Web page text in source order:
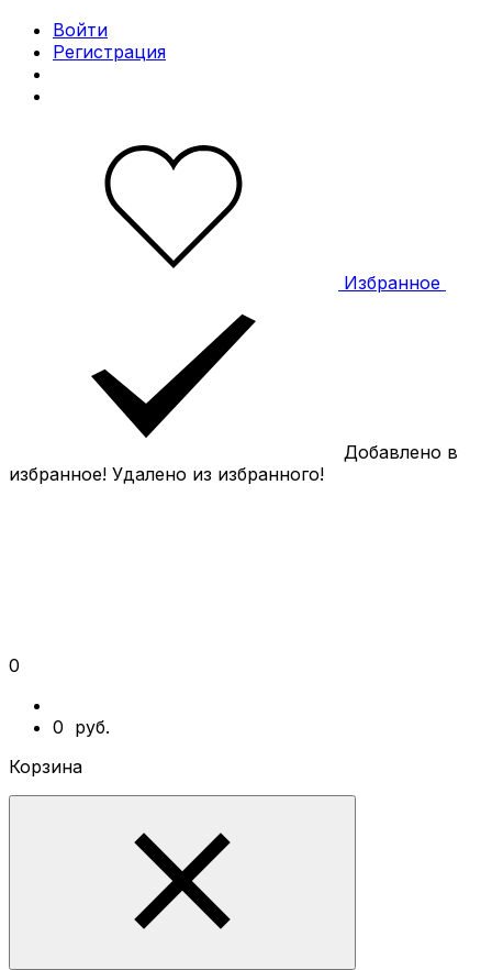
Войти
Регистрация
Избранное
Добавлено в
избранное! Удалено из избранного!
0
0 руб.
Корзина